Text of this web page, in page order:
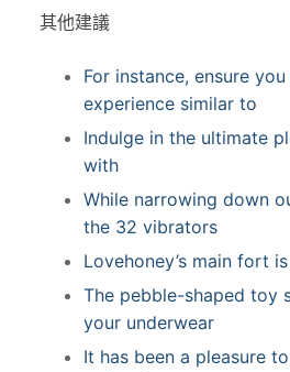
其他建議
For instance, ensure
experience similar to
Indulge in the ultimate
with
While narrowing down
the 32 vibrators
Lovehoney’s main fort
The pebble-shaped toy
your underwear
It has been a pleasure